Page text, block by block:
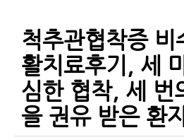
척추관협착증 비
활치료후기, 세
심한 협착, 세 번
을 권유 받은 환